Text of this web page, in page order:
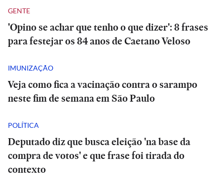
GENTE
'Opino se achar que tenho o que dizer': 8 frases
para festejar os 84 anos de Caetano Veloso
IMUNIZAÇÃO
Veja como fica a vacinação contra o sarampo
neste fim de semana em São Paulo
POLÍTICA
Deputado diz que busca eleição 'na base da
compra de votos' e que frase foi tirada do
contexto